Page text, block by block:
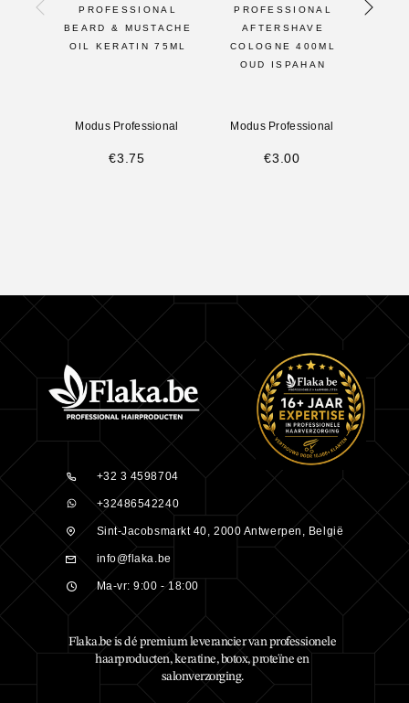
PROFESSIONAL
BEARD & MUSTACHE
OIL KERATIN 75ML
Modus Professional
€3.75
PROFESSIONAL
AFTERSHAVE
COLOGNE 400ML
OUD ISPAHAN
Modus Professional
€3.00
+32 3 4598704
+32486542240
Sint-Jacobsmarkt 40, 2000 Antwerpen, België
info@flaka.be
Ma-vr: 9:00 - 18:00
Flaka.be is dé premium leverancier van professionele
haarproducten, keratine, botox, proteïne en
salonverzorging.